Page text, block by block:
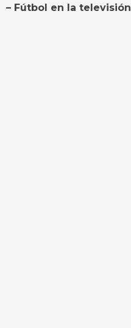
– Fútbol en la televisión